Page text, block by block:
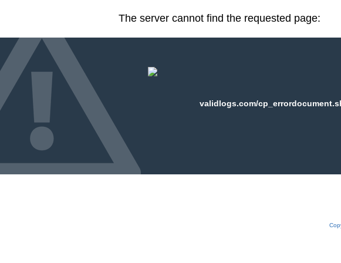
The server cannot find the requested page:
validlogs.com/